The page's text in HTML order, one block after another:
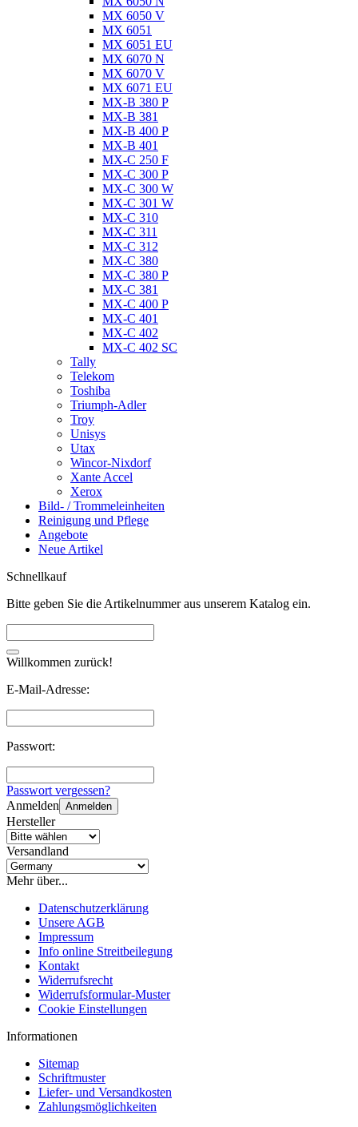
MX 6050 V
MX 6051
MX 6051 EU
MX 6070 N
MX 6070 V
MX 6071 EU
MX-B 380 P
MX-B 381
MX-B 400 P
MX-B 401
MX-C 250 F
MX-C 300 P
MX-C 300 W
MX-C 301 W
MX-C 310
MX-C 311
MX-C 312
MX-C 380
MX-C 380 P
MX-C 381
MX-C 400 P
MX-C 401
MX-C 402
MX-C 402 SC
Tally
Telekom
Toshiba
Triumph-Adler
Troy
Unisys
Utax
Wincor-Nixdorf
Xante Accel
Xerox
Bild- / Trommeleinheiten
Reinigung und Pflege
Angebote
Neue Artikel
Schnellkauf
Bitte geben Sie die Artikelnummer aus unserem Katalog ein.
Willkommen zurück!
E-Mail-Adresse:
Passwort:
Passwort vergessen?
Anmelden Anmelden
Hersteller
Versandland
Mehr über...
Datenschutzerklärung
Unsere AGB
Impressum
Info online Streitbeilegung
Kontakt
Widerrufsrecht
Widerrufsformular-Muster
Cookie Einstellungen
Informationen
Sitemap
Schriftmuster
Liefer- und Versandkosten
Zahlungsmöglichkeiten